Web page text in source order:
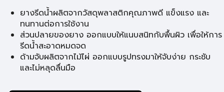
ยางรีดน้ำผลิตจากวัสดุพลาสติกคุณภาพดี แข็งแรง และ
ทนทานต่อการใช้งาน
ส่วนปลายของยาง ออกแบบให้แนบสนิทกับพื้นผิว เพื่อให้การ
รีดน้ำสะอาดหมดจด
ด้ามจับผลิตจากไม้ไผ่ ออกแบบรูปทรงมาให้จับง่าย กระชับ
และไม่หลุดลื่นมือ